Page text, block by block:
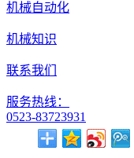
机械自动化
机械知识
联系我们
服务热线：
0523-83723931